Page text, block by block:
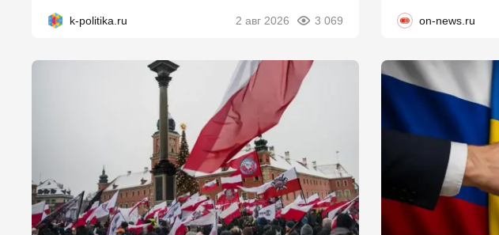
k-politika.ru 2 авг 2026 3 069 on-news.ru